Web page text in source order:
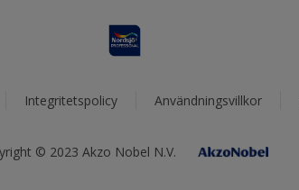
Integritetspolicy Användningsvillkor
© 2023 Akzo Nobel N.V.